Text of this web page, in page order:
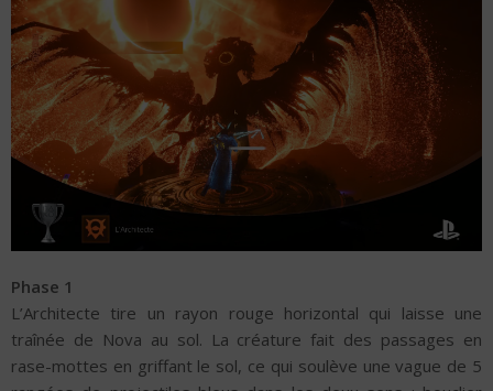
Phase 1
L’Architecte tire un rayon rouge horizontal qui laisse une
traînée de Nova au sol. La créature fait des passages en
rase-mottes en griffant le sol, ce qui soulève une vague de 5